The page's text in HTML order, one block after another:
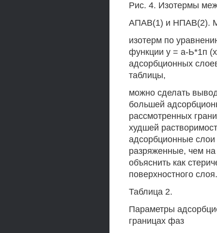
Рис. 4. Изотермы
АПАВ(1) и НПАВ(2).
изотерм по
функции у = а-Ь*1п
адсорбционных
таблицы,
можно сделать
большей
рассмотренных
худшей
адсорбционные
разряженные, чем
объяснить как
поверхностного слоя.
Таблица 2.
Параметры
границах фаз